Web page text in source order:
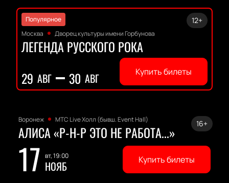
Популярное
Москва
Дворец культуры имени Горбунова
ЛЕГЕНДА РУССКОГО РОКА
29 АВГ 30 АВГ
12+
Купить билеты
Воронеж МТС Live Холл (бывш. Event Hall)
АЛИСА «Р-Н-Р ЭТО НЕ РАБОТА...»
17 вт, 19:00
НОЯБ
16+
Купить билеты